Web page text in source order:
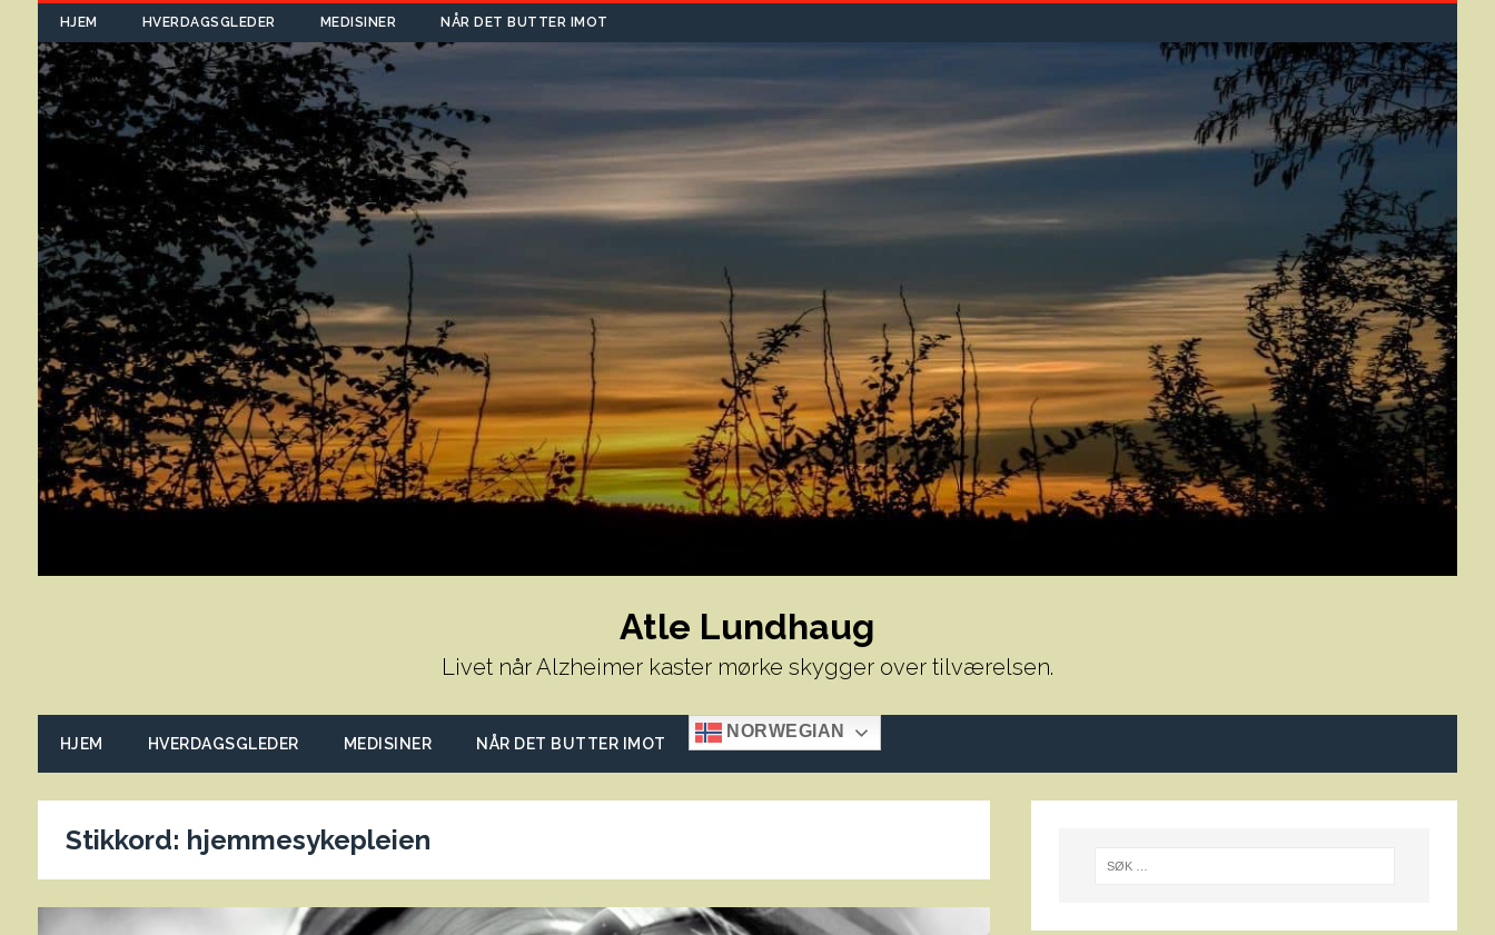
HJEM HVERDAGSGLEDER MEDISINER NÅR DET BUTTER IMOT
Atle Lundhaug
Livet når Alzheimer kaster mørke skygger over tilværelsen.
HJEM HVERDAGSGLEDER MEDISINER NÅR DET BUTTER IMOT
NORWEGIAN
Stikkord: hjemmesykepleien